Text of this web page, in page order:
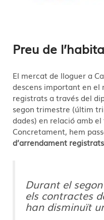
Preu de
El mercat de lloguer a
descens important en el
registrats a través del
segon trimestre (últim
dades) en relació amb
Concretament, hem
d’arrendament registrats
Durant el
els contractes
han disminuït